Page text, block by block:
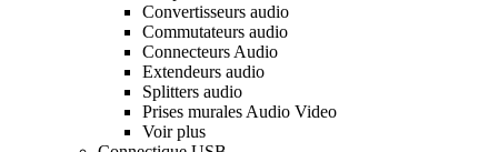
Convertisseurs audio
Commutateurs audio
Connecteurs Audio
Extendeurs audio
Splitters audio
Prises murales Audio Video
Voir plus